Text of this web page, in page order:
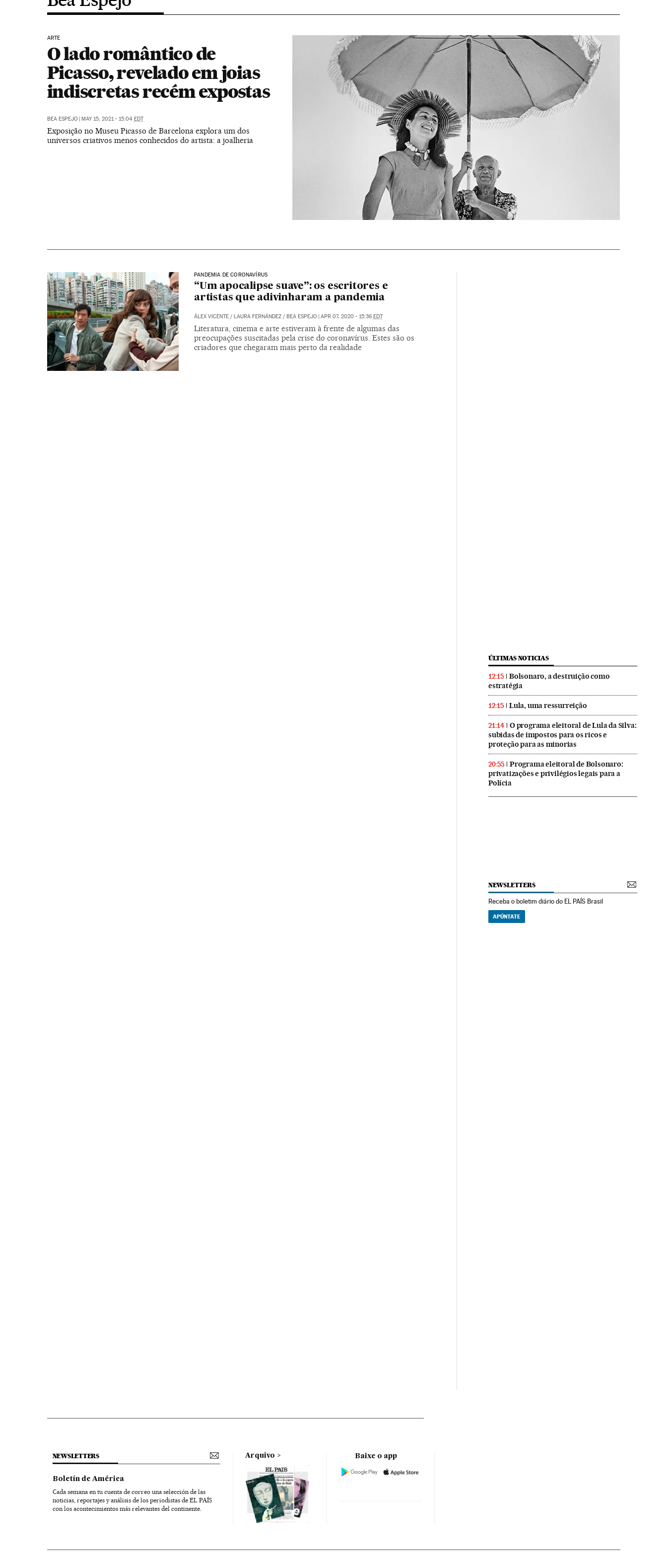
ARTE
O lado romântico de
Picasso, revelado em joias
indiscretas recém expostas
BEA ESPEJO | MAY 15, 2021 - 15:04 EDT
Exposição no Museu Picasso de Barcelona explora um dos
universos criativos menos conhecidos do artista: a joalheria
PANDEMIA DE CORONAVÍRUS
“Um apocalipse suave”: os escritores e
artistas que adivinharam a pandemia
ÁLEX VICENTE/ LAURA FERNÁNDEZ/ BEA ESPEJO | APR 07, 2020 - 15:36 EDT
Literatura, cinema e arte estiveram à frente de algumas das
preocupações suscitadas pela crise do coronavírus. Estes são os
criadores que chegaram mais perto da realidade
ÚLTIMAS NOTICIAS
12:15
Bolsonaro, a destruição como
estratégia
12:15 Lula, uma ressurreição
21:14
O programa eleitoral de Lula da Silva:
subidas de impostos para os ricos e
proteção para as minorias
20:55
Programa eleitoral de Bolsonaro:
privatizações e privilégios legais para a
Polícia
NEWSLETTERS
Receba o boletim diário do EL PAÍS Brasil
APÚNTATE
NEWSLETTERS
Boletín de América
Cada semana en tu cuenta de correo una selección de las
noticias, reportajes y análisis de los periodistas de EL PAÍS
con los acontecimientos más relevantes del continente.
Arquivo Baixe o app